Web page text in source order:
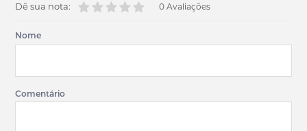
0 Avaliações
Dê sua nota:
Nome
Comentário